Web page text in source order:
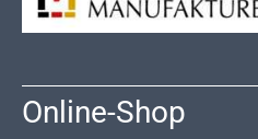
Online-Shop